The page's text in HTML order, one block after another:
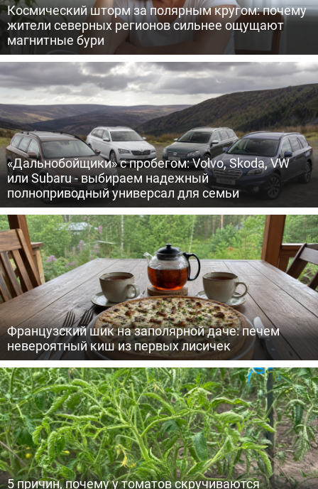
Космический шторм за полярным кругом: почему
жители северных регионов сильнее ощущают
магнитные бури
«Дальнобойщики» с пробегом: Volvo, Skoda, VW
или Subaru - выбираем надежный
полноприводный универсал для семьи
Французский шик на заполярной даче: печем
невероятный киш из первых лисичек
5 причин, почему у томатов скручиваются